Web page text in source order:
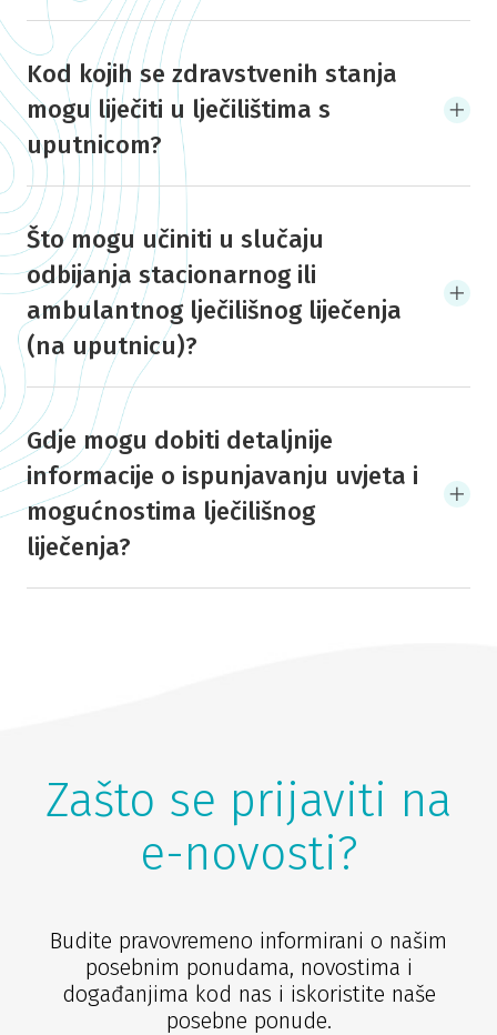
Kod kojih se zdravstvenih stanja
mogu liječiti u lječilištima s
uputnicom?
Što mogu učiniti u slučaju
odbijanja stacionarnog ili
ambulantnog lječilišnog liječenja
(na uputnicu)?
Gdje mogu dobiti detaljnije
informacije o ispunjavanju uvjeta i
mogućnostima lječilišnog
liječenja?
Zašto se prijaviti na
e-novosti?
Budite pravovremeno informirani o našim
posebnim ponudama, novostima i
događanjima kod nas i iskoristite naše
posebne ponude.